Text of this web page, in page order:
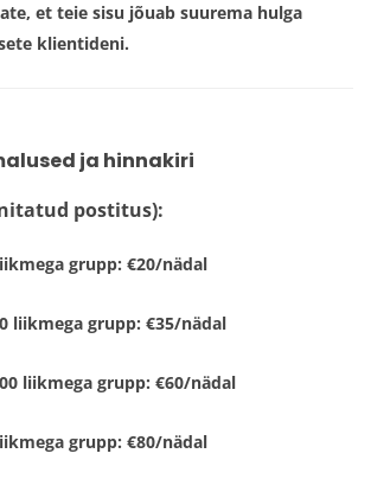
et teie sisu jõuab suurema hulga
klientideni.
ja hinnakiri
postitus):
grupp: €20/nädal
liikmega grupp: €35/nädal
liikmega grupp: €60/nädal
grupp: €80/nädal